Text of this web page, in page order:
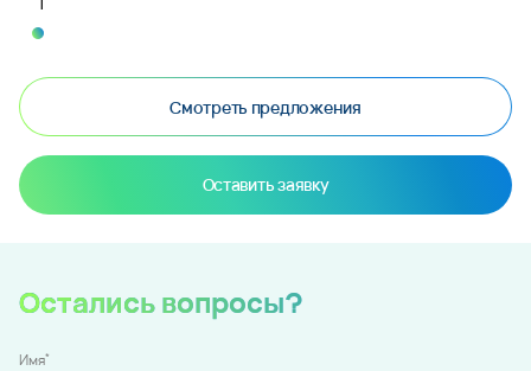
Смотреть предложения
Оставить заявку
Остались вопросы?
Имя*